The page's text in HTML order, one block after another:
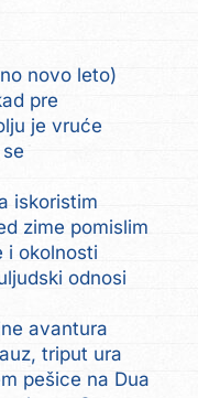
novo leto)
pre
je vruće
iskoristim
zime pomislim
i okolnosti
odnosi
avantura
triput ura
pešice na Dua